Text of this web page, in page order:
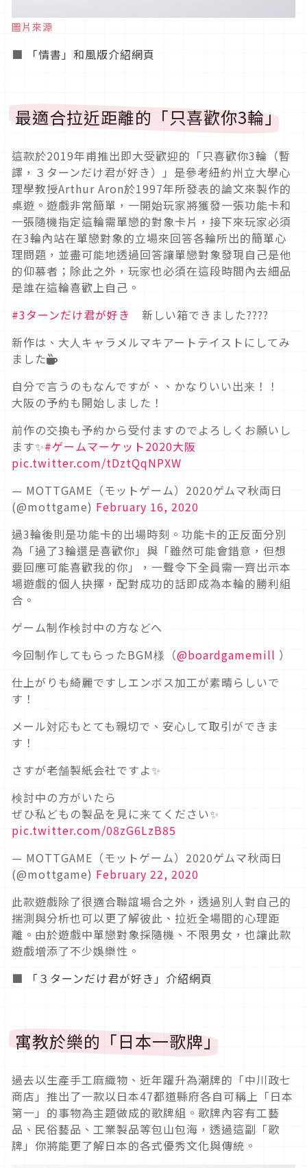
圖片來源
■ 「情書」和風版介紹網頁
最適合拉近距離的「只喜歡你3輪」
這款於2019年甫推出即大受歡迎的「只喜歡你3輪（暫
譯，３ターンだけ君が好き）」是參考紐約州立大學心
理學教授Arthur Aron於1997年所發表的論文來製作的
桌遊。遊戲非常簡單，一開始玩家將獲發一張功能卡和
一張隨機指定這輪需單戀的對象卡片，接下來玩家必須
在3輪內站在單戀對象的立場來回答各輪所出的簡單心
理問題，並盡可能地透過回答讓單戀對象發現自己是他
的仰慕者；除此之外，玩家也必須在這段時間內去細品
是誰在這輪喜歡上自己。
#3ターンだけ君が好き
新しい箱できました????
新作は、大人キャラメルマキアートテイストにしてみ
ました☕️
自分で言うのもなんですが、、かなりいい出来！！
大阪の予約も開始しました！
前作の交換も予約から受付ますのでよろしくお願いし
ます✨#ゲームマーケット2020大阪
pic.twitter.com/tDztQqNPXW
— MOTTGAME（モットゲーム）2020ゲムマ秋両日
(@mottgame) February 16, 2020
過3輪後則是功能卡的出場時刻。功能卡的正反面分別
為「過了3輪還是喜歡你」與「雖然可能會錯意，但想
要回應可能喜歡我的你」，一聲令下全員需一齊出示本
場遊戲的個人抉擇，配對成功的話即成為本輪的勝利組
合。
ゲーム制作検討中の方などへ
今回制作してもらったBGM様（@boardgamemill ）
仕上がりも綺麗ですしエンボス加工が素晴らしいで
す！
メール対応もとても親切で、安心して取引ができま
す！
さすが老舗製紙会社ですよ✨
検討中の方がいたら
ぜひ私どもの製品を見に来てください✨
pic.twitter.com/08zG6LzB85
— MOTTGAME（モットゲーム）2020ゲムマ秋両日
(@mottgame) February 22, 2020
此款遊戲除了很適合聯誼場合之外，透過別人對自己的
揣測與分析也可以更了解彼此、拉近全場間的心理距
離。由於遊戲中單戀對象採隨機、不限男女，也讓此款
遊戲增添了不少娛樂性。
■
「３ターンだけ君が好き」介紹網頁
寓教於樂的「日本一歌牌」
過去以生產手工麻織物、近年躍升為潮牌的「中川政七
商店」推出了一款以日本47都道縣府各自可稱上「日本
第一」的事物為主題做成的歌牌組。歌牌內容有工藝
品、民俗藝品、工業製品等包山包海，透過這副「歌
牌」你將能更了解日本的各式優秀文化與傳統。